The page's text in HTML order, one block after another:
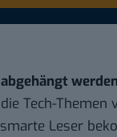
werden
Tech-Themen
Leser